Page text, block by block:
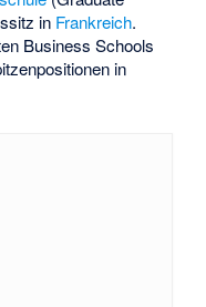
in Frankreich.
Business Schools
in